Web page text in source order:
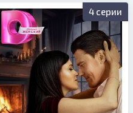
4 серии